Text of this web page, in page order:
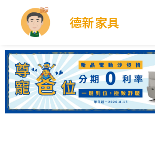
德新家具